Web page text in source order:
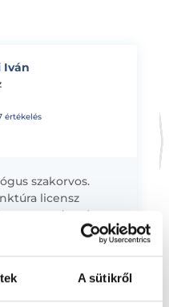
A sütikről
Iván
értékelés
szakorvos.
licensz
orvostudomány
szemléletet is
orvosi oklevéllel rendelkező
szakképesítés